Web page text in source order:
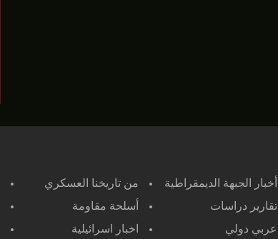
أخبار الجبهة الديمقراطية من تاريخنا العسكري
تقارير دراسات أسلحة مقاومة
عربي دولي اخبار اسرائيلية